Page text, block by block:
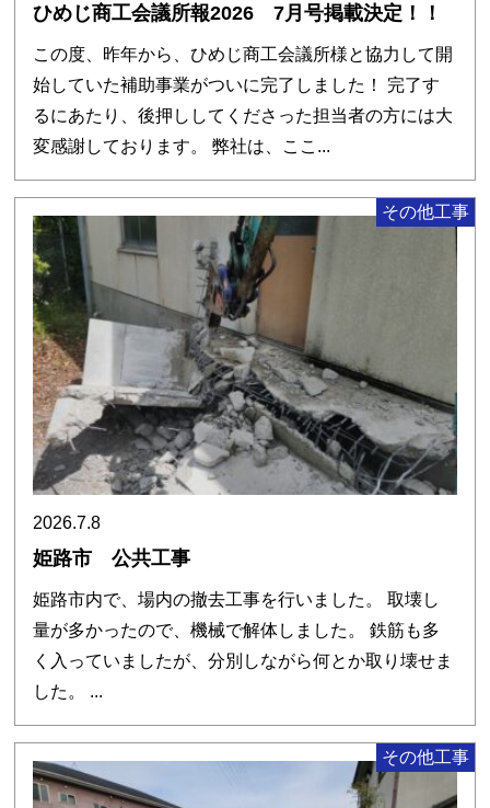
ひめじ商工会議所報2026 7月号掲載決定！！
この度、昨年から、ひめじ商工会議所様と協力して開
始していた補助事業がついに完了しました！ 完了す
るにあたり、後押ししてくださった担当者の方には大
変感謝しております。 弊社は、ここ...
その他工事
2026.7.8
姫路市 公共工事
姫路市内で、場内の撤去工事を行いました。 取壊し
量が多かったので、機械で解体しました。 鉄筋も多
く入っていましたが、分別しながら何とか取り壊せま
した。 ...
その他工事